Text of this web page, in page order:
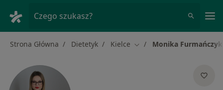
Czego szukasz?
Strona Główna Dietetyk Kielce Zmień miasto
Monika Furmańczyk